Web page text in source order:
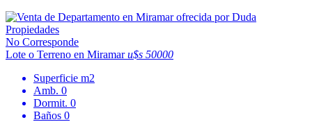
No Corresponde
Lote o Terreno en Miramaru$s 50000
Superficie m2
Amb. 0
Dormit. 0
Baños 0